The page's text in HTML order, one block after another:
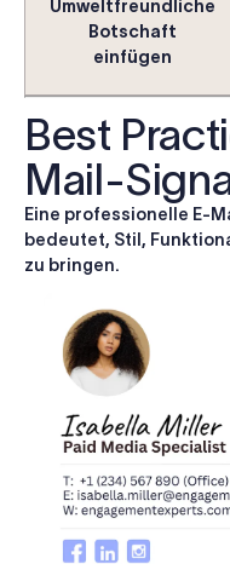
Umweltfreundliche
Botschaft
einfügen
Best
Mail-
Eine professionelle E-
bedeutet, Stil,
zu bringen.